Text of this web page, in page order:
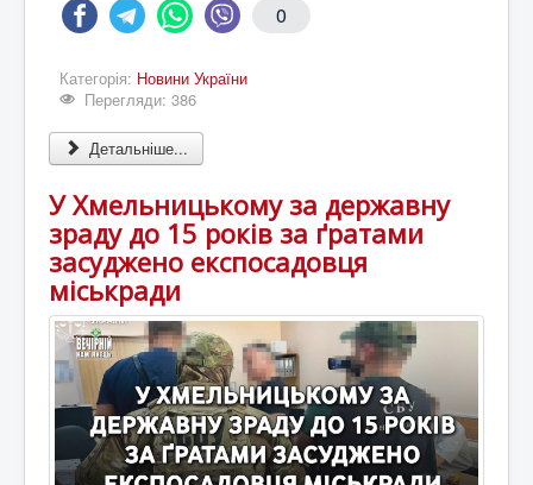
0
Категорія: Новини України
Перегляди: 386
Детальніше...
У Хмельницькому за державну
зраду до 15 років за ґратами
засуджено експосадовця
міськради